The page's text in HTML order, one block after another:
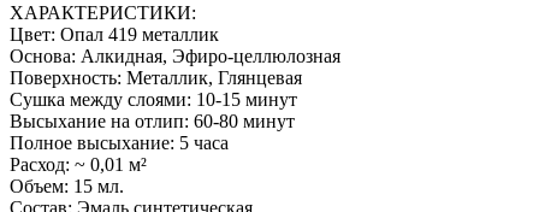
ХАРАКТЕРИСТИКИ:
Цвет: Опал 419 металлик
Основа: Алкидная, Эфиро-целлюлозная
Поверхность: Металлик, Глянцевая
Сушка между слоями: 10-15 минут
Высыхание на отлип: 60-80 минут
Полное высыхание: 5 часа
Расход: ~ 0,01 м²
Объем: 15 мл.
Состав: Эмаль синтетическая